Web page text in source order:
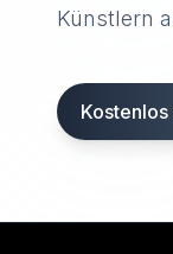
Künstlern